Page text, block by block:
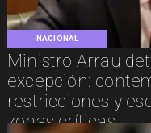
NACIONAL
Ministro Arrau
excepción:
restricciones y
zonas críticas